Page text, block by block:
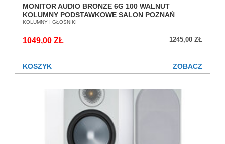
MONITOR AUDIO BRONZE 6G 100 WALNUT
KOLUMNY PODSTAWKOWE SALON POZNAŃ
WROCŁAW
KOLUMNY I GŁOŚNIKI
1245,00 ZŁ
1049,00 ZŁ
KOSZYK ZOBACZ